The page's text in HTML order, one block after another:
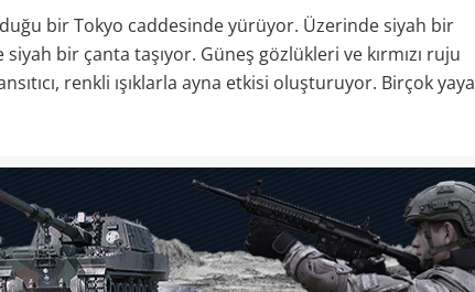
bir Tokyo caddesinde yürüyor. Üzerinde siyah bir
bir çanta taşıyor. Güneş gözlükleri ve kırmızı ruju
renkli ışıklarla ayna etkisi oluşturuyor. Birçok yaya